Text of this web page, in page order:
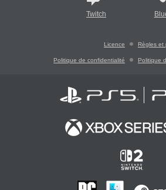
Twitch
Licence Règles et
Politique de confidentialité Politique